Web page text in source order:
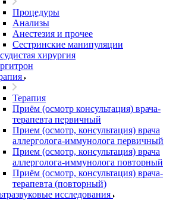
Процедуры
Анализы
Анестезия и прочее
Сестринские манипуляции
хирургия
Терапия
Приём (осмотр консультация) врача-
терапевта первичный
Прием (осмотр, консультация) врача
аллерголога-иммунолога первичный
Прием (осмотр, консультация) врача
аллерголога-иммунолога повторный
Приём (осмотр, консультация) врача-
терапевта (повторный)
исследования